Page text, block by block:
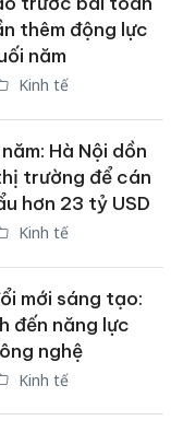
thêm động lực
năm
Kinh tế
Hà Nội dồn
trường để cán
hơn 23 tỷ USD
Kinh tế
mới sáng tạo:
đến năng lực
nghệ
Kinh tế